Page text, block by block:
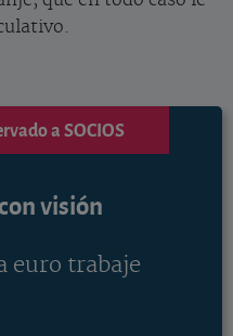
a SOCIOS
visión
euro trabaje